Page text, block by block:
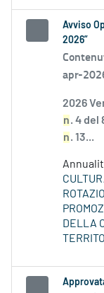
Avviso
2026”
apr-
2026
n. 4 del
n. 13...
DELLA